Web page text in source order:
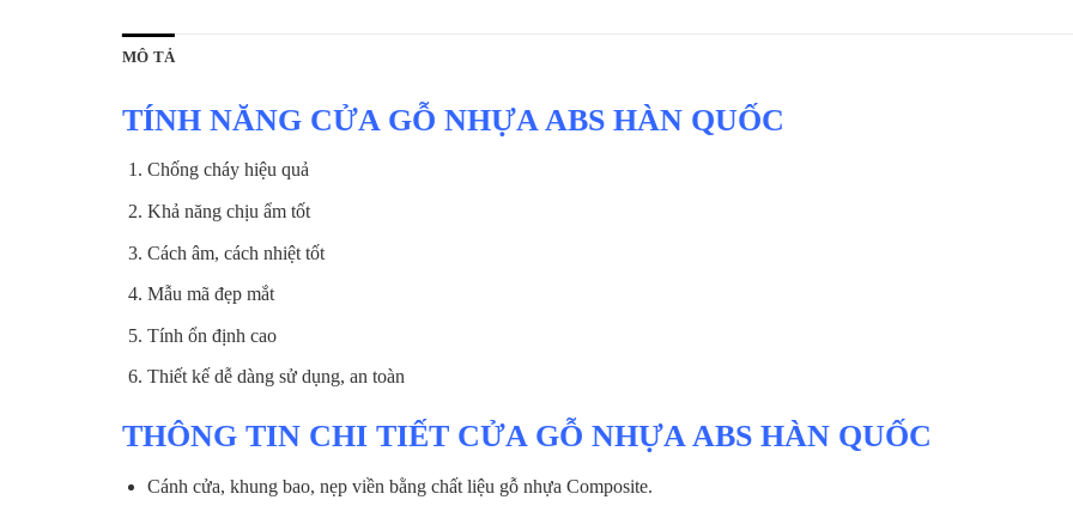
MÔ TẢ
TÍNH NĂNG CỬA GỖ NHỰA ABS HÀN QUỐC
Chống cháy hiệu quả
Khả năng chịu ẩm tốt
Cách âm, cách nhiệt tốt
Mẫu mã đẹp mắt
Tính ổn định cao
Thiết kế dễ dàng sử dụng, an toàn
THÔNG TIN CHI TIẾT CỬA GỖ NHỰA ABS HÀN QUỐC
Cánh cửa, khung bao, nẹp viền bằng chất liệu gỗ nhựa Composite.